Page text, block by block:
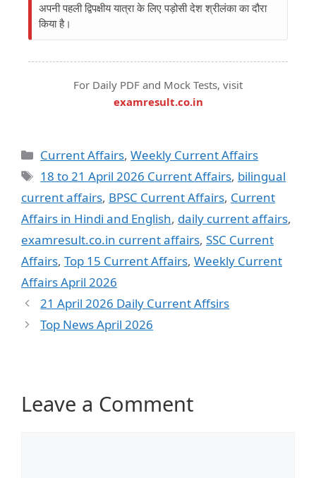
अपनी पहली द्विपक्षीय यात्रा के लिए पड़ोसी देश श्रीलंका का दौरा
किया है।
For Daily PDF and Mock Tests, visit
examresult.co.in
Current Affairs,Weekly Current Affairs
18 to 21 April 2026 Current Affairs, bilingual
current affairs, BPSC Current Affairs, Current
Affairs in Hindi and English, daily current affairs,
examresult.co.in current affairs, SSC Current
Affairs, Top 15 Current Affairs, Weekly Current
Affairs April 2026
21 April 2026 Daily Current Affsirs
Top News April 2026
Leave a Comment